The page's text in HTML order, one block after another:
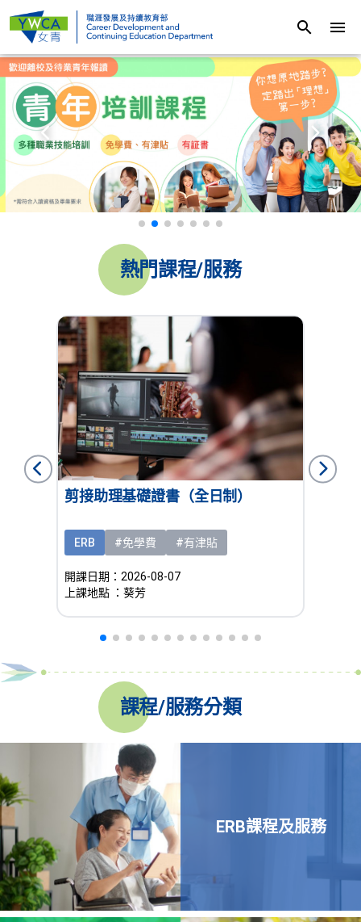
search menu
熱門課程/服務
剪接助理基礎證書（全日制）
ERB #免學費 #有津貼
開課日期：2026-08-07
上課地點 ：葵芳
課程/服務分類
ERB課程及服務